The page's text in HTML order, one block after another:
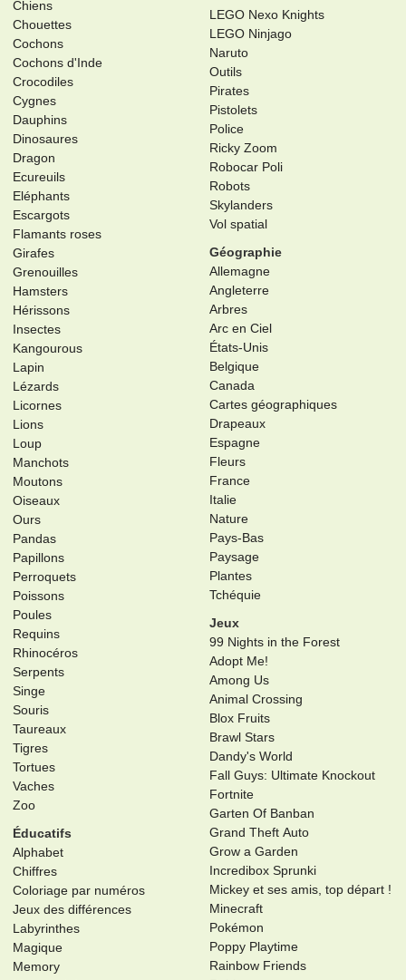
Chiens
Chouettes
Cochons
Cochons d'Inde
Crocodiles
Cygnes
Dauphins
Dinosaures
Dragon
Ecureuils
Eléphants
Escargots
Flamants roses
Girafes
Grenouilles
Hamsters
Hérissons
Insectes
Kangourous
Lapin
Lézards
Licornes
Lions
Loup
Manchots
Moutons
Oiseaux
Ours
Pandas
Papillons
Perroquets
Poissons
Poules
Requins
Rhinocéros
Serpents
Singe
Souris
Taureaux
Tigres
Tortues
Vaches
Zoo
Éducatifs
Alphabet
Chiffres
Coloriage par numéros
Jeux des différences
Labyrinthes
Magique
Memory
LEGO Nexo Knights
LEGO Ninjago
Naruto
Outils
Pirates
Pistolets
Police
Ricky Zoom
Robocar Poli
Robots
Skylanders
Vol spatial
Géographie
Allemagne
Angleterre
Arbres
Arc en Ciel
États-Unis
Belgique
Canada
Cartes géographiques
Drapeaux
Espagne
Fleurs
France
Italie
Nature
Pays-Bas
Paysage
Plantes
Tchéquie
Jeux
99 Nights in the Forest
Adopt Me!
Among Us
Animal Crossing
Blox Fruits
Brawl Stars
Dandy's World
Fall Guys: Ultimate Knockout
Fortnite
Garten Of Banban
Grand Theft Auto
Grow a Garden
Incredibox Sprunki
Mickey et ses amis, top départ !
Minecraft
Pokémon
Poppy Playtime
Rainbow Friends